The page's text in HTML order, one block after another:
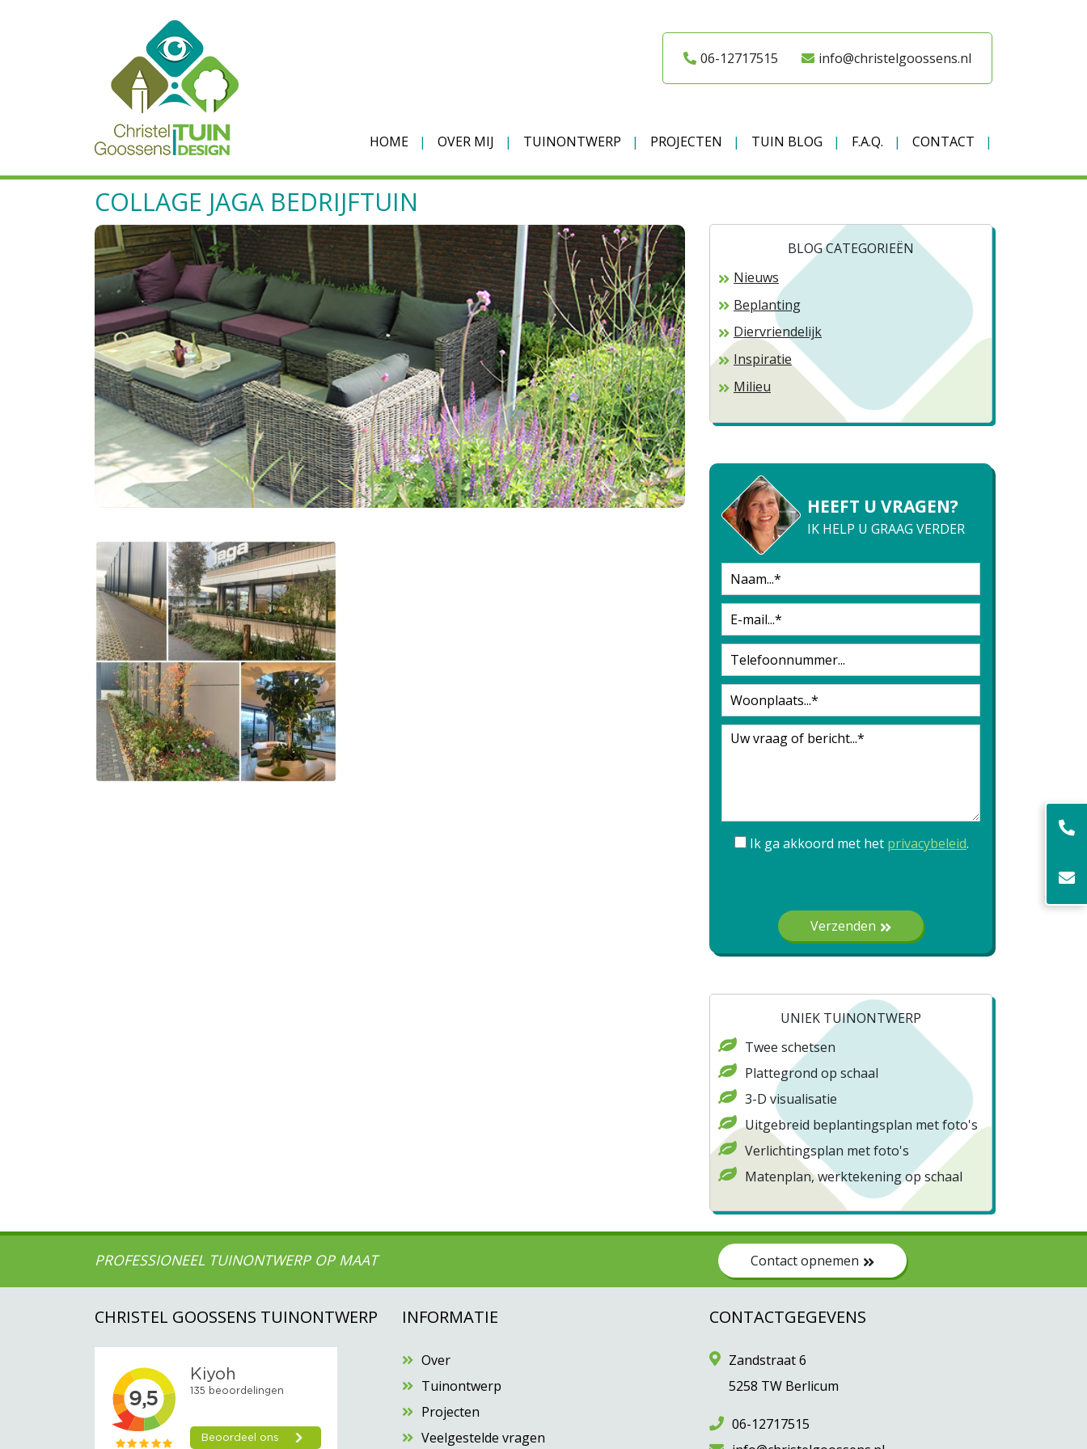
06-12717515 info@christelgoossens.nl
HOME OVER MIJ TUINONTWERP PROJECTEN TUIN BLOG F.A.Q. CONTACT
COLLAGE JAGA BEDRIJFTUIN
BLOG CATEGORIEËN
Nieuws
Beplanting
Diervriendelijk
Inspiratie
Milieu
HEEFT U VRAGEN?
IK HELP U GRAAG VERDER
Ik ga akkoord met het privacybeleid.
Gelieve dit veld leeg te laten.
Verzenden
UNIEK TUINONTWERP
Twee schetsen
Plattegrond op schaal
3-D visualisatie
Uitgebreid beplantingsplan met foto's
Verlichtingsplan met foto's
Matenplan, werktekening op schaal
PROFESSIONEEL TUINONTWERP OP MAAT Contact opnemen
CHRISTEL GOOSSENS TUINONTWERP INFORMATIE
Over
Tuinontwerp
Projecten
Veelgestelde vragen
CONTACTGEGEVENS
Zandstraat 6
5258 TW Berlicum
06-12717515